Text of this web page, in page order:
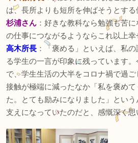
は、長所よりも短所を伸ばそうとする
杉浦さん ：好きな教科なら勉強も苦
の仕事につながるようならこれ以上幸
高木所長 ：「褒める」といえば、私
る学生の一言が印象に残っています
で、学生生活の大半をコロナ禍で過
接触が極端に減ったなか「私を褒め
た。とても励みになりました」とい
支えになっていたのだと、感慨深く思